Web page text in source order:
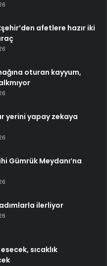
afetlere hazır iki
oturan kayyum,
yerini yapay zekaya
Gümrük Meydanı’na
ilerliyor
sıcaklık